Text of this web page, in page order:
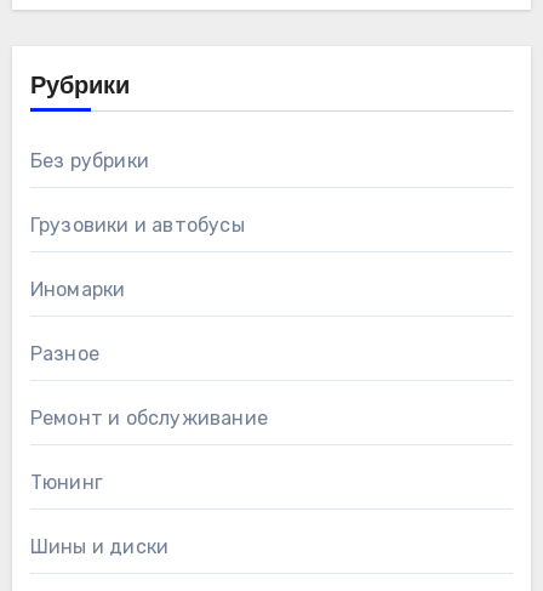
Рубрики
Без рубрики
Грузовики и автобусы
Иномарки
Разное
Ремонт и обслуживание
Тюнинг
Шины и диски